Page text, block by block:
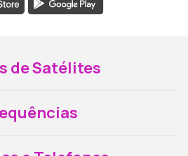
de Satélites